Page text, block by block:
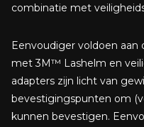
combinatie met
Eenvoudiger voldoen
met 3M™ Lashelm en
adapters zijn licht van
bevestigingspunten om
kunnen bevestigen.